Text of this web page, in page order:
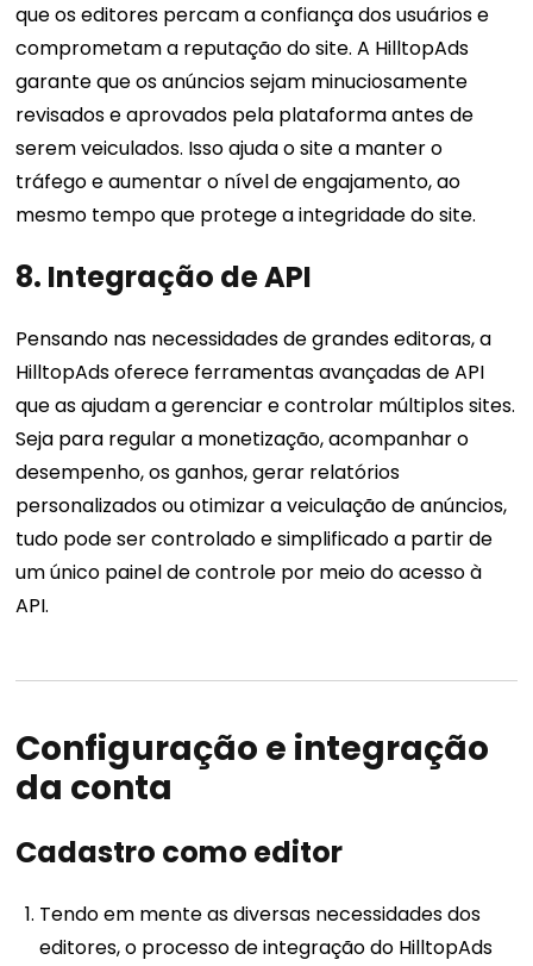
que os editores percam a confiança dos usuários e
comprometam a reputação do site. A HilltopAds
garante que os anúncios sejam minuciosamente
revisados ​​e aprovados pela plataforma antes de
serem veiculados. Isso ajuda o site a manter o
tráfego e aumentar o nível de engajamento, ao
mesmo tempo que protege a integridade do site.
8. Integração de API
Pensando nas necessidades de grandes editoras, a
HilltopAds oferece ferramentas avançadas de API
que as ajudam a gerenciar e controlar múltiplos sites.
Seja para regular a monetização, acompanhar o
desempenho, os ganhos, gerar relatórios
personalizados ou otimizar a veiculação de anúncios,
tudo pode ser controlado e simplificado a partir de
um único painel de controle por meio do acesso à
API.
Configuração e integração
da conta
Cadastro como editor
Tendo em mente as diversas necessidades dos
editores, o processo de integração do HilltopAds